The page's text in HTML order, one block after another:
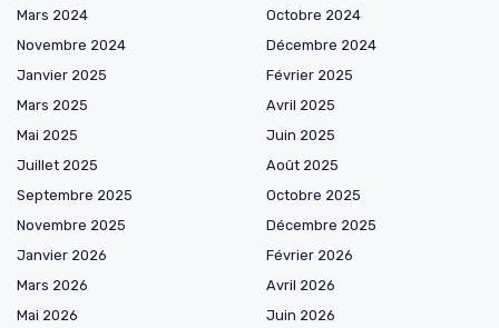
Mars 2024
Octobre 2024
Novembre 2024
Décembre 2024
Janvier 2025
Février 2025
Mars 2025
Avril 2025
Mai 2025
Juin 2025
Juillet 2025
Août 2025
Septembre 2025
Octobre 2025
Novembre 2025
Décembre 2025
Janvier 2026
Février 2026
Mars 2026
Avril 2026
Mai 2026
Juin 2026